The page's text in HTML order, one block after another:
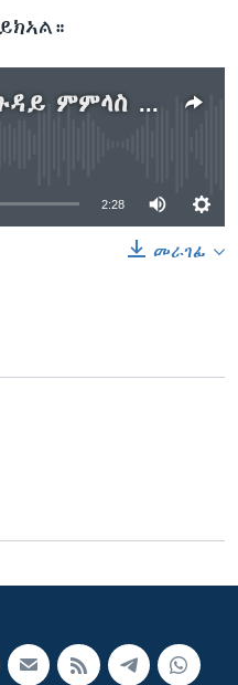
መራሕቲ ኢጋድ ኣብ ጉዳይ ምምላስ ሶማልያዊያን ስደተኛታት ይዝትዩ
available
2:28
መራገፊ